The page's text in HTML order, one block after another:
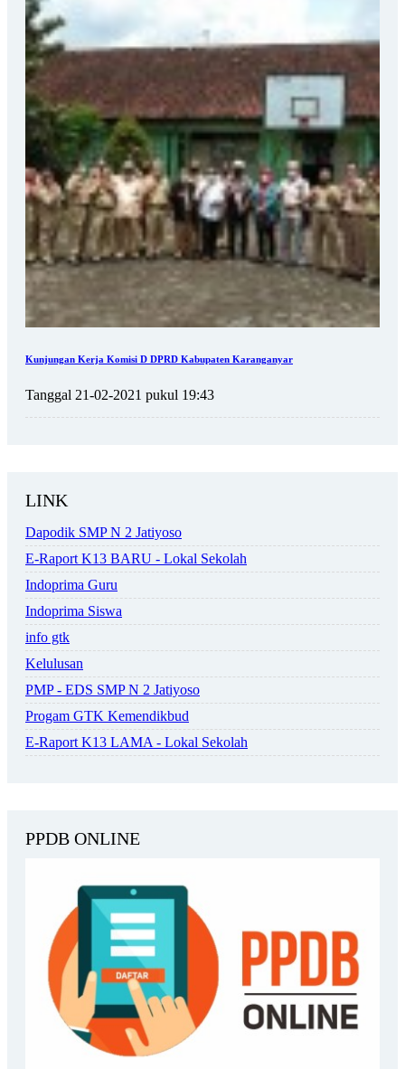
Kunjungan Kerja Komisi D DPRD Kabupaten Karanganyar
Tanggal 21-02-2021 pukul 19:43
LINK
Dapodik SMP N 2 Jatiyoso
E-Raport K13 BARU - Lokal Sekolah
Indoprima Guru
Indoprima Siswa
info gtk
Kelulusan
PMP - EDS SMP N 2 Jatiyoso
Progam GTK Kemendikbud
E-Raport K13 LAMA - Lokal Sekolah
PPDB ONLINE